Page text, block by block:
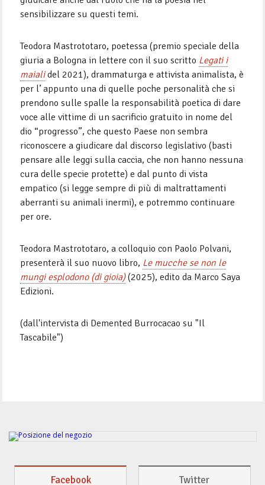
sensibilizzare su questi temi.
Teodora Mastrototaro, poetessa (premio speciale della
giuria a Bologna in lettere con il suo scritto Legati i
maialidel 2021), drammaturga e attivista animalista, è
per l’ appunto una di quelle poche personalità che si
prendono sulle spalle la responsabilità poetica di dare
voce alle vittime di un sacrificio gratuito in nome del
dio “progresso”, che questo Paese non sembra
riconoscere a giudicare dal discorso legislativo (basti
pensare alle leggi sulla caccia, che non hanno nessuna
cura delle specie protette) e dal punto di vista
empatico (si legge sempre di più di maltrattamenti
aberranti su animali inermi), e potremmo continuare
per ore.
Teodora Mastrototaro, a colloquio con Paolo Polvani,
presenterà il suo nuovo libro, Le mucche se non le
mungi esplodono (di gioia)(2025), edito da Marco Saya
Edizioni.
(dall'intervista di Demented Burrocacao su "Il
Tascabile")
Facebook Twitter